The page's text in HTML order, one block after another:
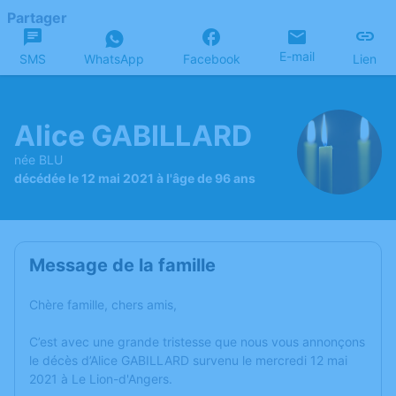
Partager
SMS WhatsApp Facebook E-mail Lien
Alice GABILLARD
née BLU
décédée le 12 mai 2021 à l'âge de 96 ans
Message de la famille
Chère famille, chers amis,
C’est avec une grande tristesse que nous vous annonçons
le décès d’Alice GABILLARD survenu le mercredi 12 mai
2021 à Le Lion-d'Angers.